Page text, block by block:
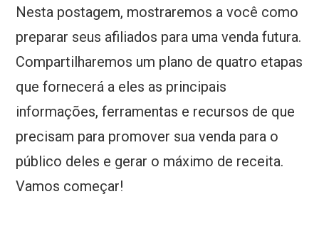
Nesta postagem, mostraremos a você como
preparar seus afiliados para uma venda futura.
Compartilharemos um plano de quatro etapas
que fornecerá a eles as principais
informações, ferramentas e recursos de que
precisam para promover sua venda para o
público deles e gerar o máximo de receita.
Vamos começar!